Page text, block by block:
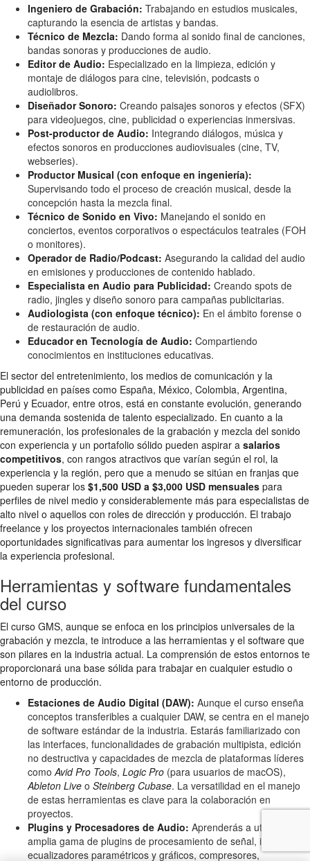
Ingeniero de Grabación: Trabajando en estudios musicales,
capturando la esencia de artistas y bandas.
Técnico de Mezcla: Dando forma al sonido final de canciones,
bandas sonoras y producciones de audio.
Editor de Audio: Especializado en la limpieza, edición y
montaje de diálogos para cine, televisión, podcasts o
audiolibros.
Diseñador Sonoro: Creando paisajes sonoros y efectos (SFX)
para videojuegos, cine, publicidad o experiencias inmersivas.
Post-productor de Audio: Integrando diálogos, música y
efectos sonoros en producciones audiovisuales (cine, TV,
webseries).
Productor Musical (con enfoque en ingeniería):
Supervisando todo el proceso de creación musical, desde la
concepción hasta la mezcla final.
Técnico de Sonido en Vivo: Manejando el sonido en
conciertos, eventos corporativos o espectáculos teatrales (FOH
o monitores).
Operador de Radio/Podcast: Asegurando la calidad del audio
en emisiones y producciones de contenido hablado.
Especialista en Audio para Publicidad: Creando spots de
radio, jingles y diseño sonoro para campañas publicitarias.
Audiologista (con enfoque técnico): En el ámbito forense o
de restauración de audio.
Educador en Tecnología de Audio: Compartiendo
conocimientos en instituciones educativas.
El sector del entretenimiento, los medios de comunicación y la
publicidad en países como España, México, Colombia, Argentina,
Perú y Ecuador, entre otros, está en constante evolución, generando
una demanda sostenida de talento especializado. En cuanto a la
remuneración, los profesionales de la grabación y mezcla del sonido
con experiencia y un portafolio sólido pueden aspirar a salarios
competitivos, con rangos atractivos que varían según el rol, la
experiencia y la región, pero que a menudo se sitúan en franjas que
pueden superar los $1,500 USD a $3,000 USD mensuales para
perfiles de nivel medio y considerablemente más para especialistas de
alto nivel o aquellos con roles de dirección y producción. El trabajo
freelance y los proyectos internacionales también ofrecen
oportunidades significativas para aumentar los ingresos y diversificar
la experiencia profesional.
Herramientas y software fundamentales
del curso
El curso GMS, aunque se enfoca en los principios universales de la
grabación y mezcla, te introduce a las herramientas y el software que
son pilares en la industria actual. La comprensión de estos entornos te
proporcionará una base sólida para trabajar en cualquier estudio o
entorno de producción.
Estaciones de Audio Digital (DAW): Aunque el curso enseña
conceptos transferibles a cualquier DAW, se centra en el manejo
de software estándar de la industria. Estarás familiarizado con
las interfaces, funcionalidades de grabación multipista, edición
no destructiva y capacidades de mezcla de plataformas líderes
como Avid Pro Tools, Logic Pro (para usuarios de macOS),
Ableton Live o Steinberg Cubase. La versatilidad en el manejo
de estas herramientas es clave para la colaboración en
proyectos.
Plugins y Procesadores de Audio: Aprenderás a utilizar una
amplia gama de plugins de procesamiento de señal, incluyendo
ecualizadores paramétricos y gráficos, compresores,